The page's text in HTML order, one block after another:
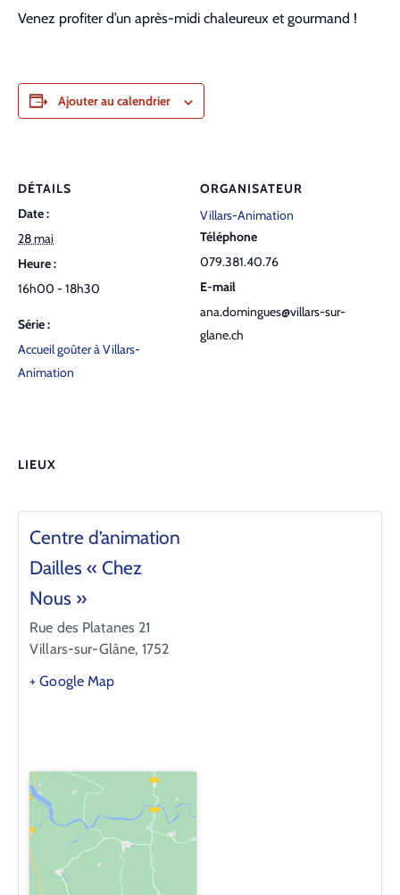
Venez profiter d’un après-midi chaleureux et gourmand !
Ajouter au calendrier
DÉTAILS
Date :
28 mai
Heure :
16h00 - 18h30
Série :
Accueil goûter à Villars-
Animation
ORGANISATEUR
Villars-Animation
Téléphone
079.381.40.76
E-mail
ana.domingues@villars-sur-
glane.ch
LIEUX
Centre d’animation
Dailles « Chez
Nous »
Rue des Platanes 21
Villars-sur-Glâne, 1752
+ Google Map